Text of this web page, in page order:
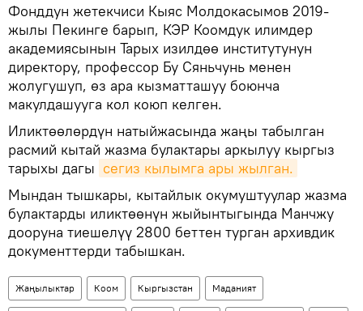
Фонддун жетекчиси Кыяс Молдокасымов 2019-
жылы Пекинге барып, КЭР Коомдук илимдер
академиясынын Тарых изилдөө институтунун
директору, профессор Бу Сяньчунь менен
жолугушуп, өз ара кызматташуу боюнча
макулдашууга кол коюп келген.
Иликтөөлөрдүн натыйжасында жаңы табылган
расмий кытай жазма булактары аркылуу кыргыз
тарыхы дагы сегиз кылымга ары жылган.
Мындан тышкары, кытайлык окумуштуулар жазма
булактарды иликтөөнүн жыйынтыгында Манчжу
дооруна тиешелүү 2800 беттен турган архивдик
документтерди табышкан.
Жаңылыктар Коом Кыргызстан Маданият